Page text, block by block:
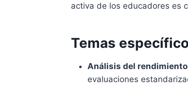
activa de los educadores es
Temas
Análisis del
evaluaciones